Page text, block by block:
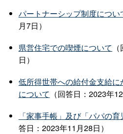
パートナーシップ制度につい
月7日）
県営住宅での喫煙について
日）
低所得世帯への給付金支給
について （回答日：2023年
「家事手帳」及び「パパの
答日：2023年11月28日）